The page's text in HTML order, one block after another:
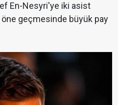
En-Nesyri'ye iki asist
öne geçmesinde büyük pay